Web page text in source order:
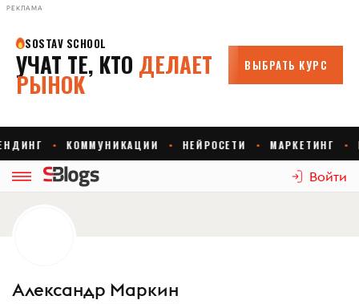
РЕКЛАМА
Войти
Александр Маркин